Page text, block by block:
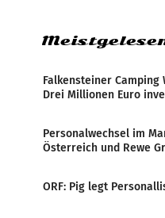
Falkensteiner
Drei Millionen Euro
Personalwechsel im
Österreich und Rewe
ORF: Pig legt